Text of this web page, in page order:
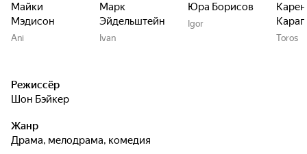
Майки
Мэдисон
Ani
Марк
Эйдельштейн
Ivan
Юра Борисов
Igor
Карен
Toros
Режиссёр
Шон Бэйкер
Жанр
драма, мелодрама, комедия